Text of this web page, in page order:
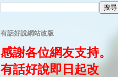
有話好說網站改版
感謝各位網友支持。
有話好說即日起改